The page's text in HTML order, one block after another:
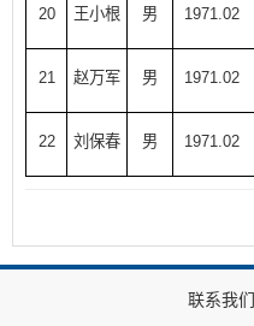
20 王小根 男 1971.02
21 赵万军 男 1971.02
22 刘保春 男 1971.02
联系我们